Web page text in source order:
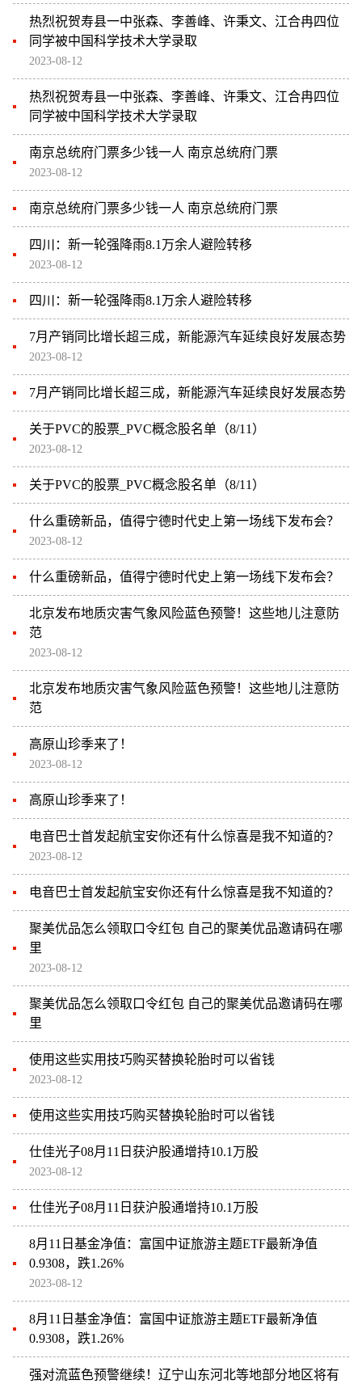
热烈祝贺寿县一中张森、李善峰、许秉文、江合冉四位
同学被中国科学技术大学录取
2023-08-12
热烈祝贺寿县一中张森、李善峰、许秉文、江合冉四位
同学被中国科学技术大学录取
南京总统府门票多少钱一人 南京总统府门票
2023-08-12
南京总统府门票多少钱一人 南京总统府门票
四川：新一轮强降雨8.1万余人避险转移
2023-08-12
四川：新一轮强降雨8.1万余人避险转移
7月产销同比增长超三成，新能源汽车延续良好发展态势
2023-08-12
7月产销同比增长超三成，新能源汽车延续良好发展态势
关于PVC的股票_PVC概念股名单（8/11）
2023-08-12
关于PVC的股票_PVC概念股名单（8/11）
什么重磅新品，值得宁德时代史上第一场线下发布会？
2023-08-12
什么重磅新品，值得宁德时代史上第一场线下发布会？
北京发布地质灾害气象风险蓝色预警！这些地儿注意防
范
2023-08-12
北京发布地质灾害气象风险蓝色预警！这些地儿注意防
范
高原山珍季来了！
2023-08-12
高原山珍季来了！
电音巴士首发起航宝安你还有什么惊喜是我不知道的？
2023-08-12
电音巴士首发起航宝安你还有什么惊喜是我不知道的？
聚美优品怎么领取口令红包 自己的聚美优品邀请码在哪
里
2023-08-12
聚美优品怎么领取口令红包 自己的聚美优品邀请码在哪
里
使用这些实用技巧购买替换轮胎时可以省钱
2023-08-12
使用这些实用技巧购买替换轮胎时可以省钱
仕佳光子08月11日获沪股通增持10.1万股
2023-08-12
仕佳光子08月11日获沪股通增持10.1万股
8月11日基金净值：富国中证旅游主题ETF最新净值
0.9308，跌1.26%
2023-08-12
8月11日基金净值：富国中证旅游主题ETF最新净值
0.9308，跌1.26%
强对流蓝色预警继续！辽宁山东河北等地部分地区将有